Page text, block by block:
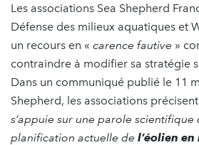
Les associations Sea Shepherd
Défense des milieux aquatiques et
un recours en « carence fautive »
contraindre à modifier sa stratégie
Dans un communiqué publié le 11
Shepherd, les associations
s’appuie sur une parole
planification actuelle de l’éolien